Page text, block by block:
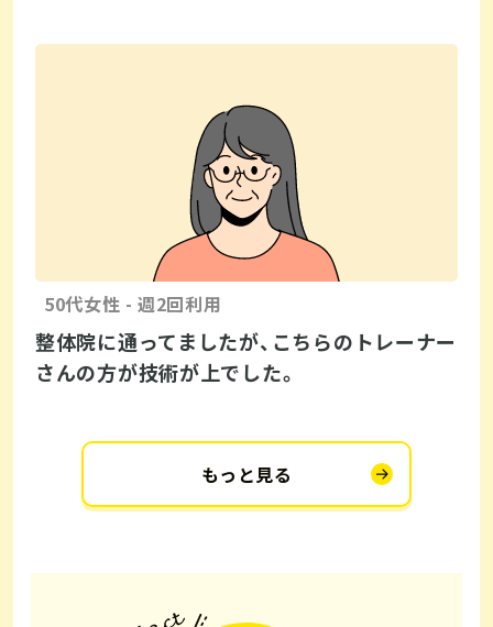
50代女性 - 週2回利用
整体院に通ってましたが、こちらのトレーナー
さんの方が技術が上でした。
もっと見る